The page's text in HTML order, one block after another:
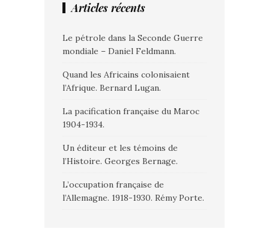
Articles récents
Le pétrole dans la Seconde Guerre
mondiale – Daniel Feldmann.
Quand les Africains colonisaient
l’Afrique. Bernard Lugan.
La pacification française du Maroc
1904-1934.
Un éditeur et les témoins de
l’Histoire. Georges Bernage.
L’occupation française de
l’Allemagne. 1918-1930. Rémy Porte.